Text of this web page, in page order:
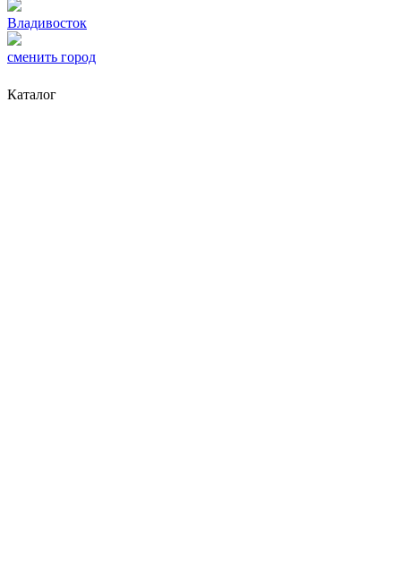
Владивосток
сменить город
Каталог